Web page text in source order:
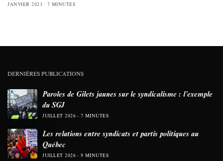
JANVIER 2023 7 MINUTES
DERNIÈRES PUBLICATIONS
Paroles de Gilets jaunes sur le syndicalisme : l’exemple
du SGJ
JUILLET 2026 7 MINUTES
Les relations entre syndicats et partis politiques au
Québec
JUILLET 2026 9 MINUTES